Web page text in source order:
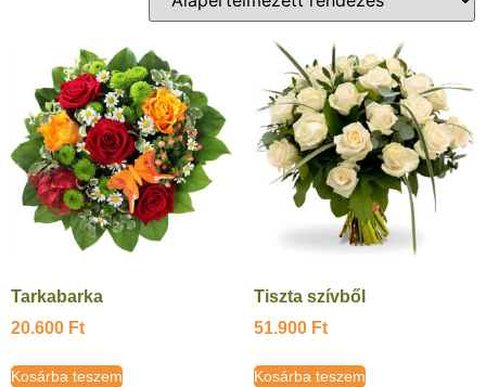
Tarkabarka
20.600 Ft
Kosárba teszem
Tiszta szívből
51.900 Ft
Kosárba teszem